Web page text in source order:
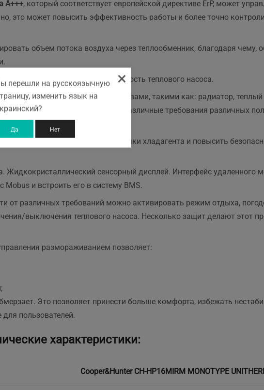
A+++, который соответствует европейской директиве ErP, может
это может повысить эффективность работы и более точно
объем потока воздуха через теплообменник, благодаря чему,
улучшает производительность теплового насоса.
с конечными устройствами, такими как: радиатор,
могут удовлетворить различные требования различных
на установку, снизить риски утечки хладагента и повысить
Жидкокристаллический сенсорный дисплей. Интерфейс удаленного
и встроить его в систему BMS.
от различных требований можно активировать режим отдыха,
выключения теплового насоса. Несколько защит делают этот
размораживанием позволяет:
Это позволяет принести больше комфорта, избежать
для пользователей.
характеристики:
Cooper&Hunter CH-HP16MIRM MONOTYPE
×
перешли на русскоязычную
изменить язык на
Да Нет